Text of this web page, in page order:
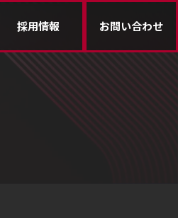
採用情報 お問い合わせ